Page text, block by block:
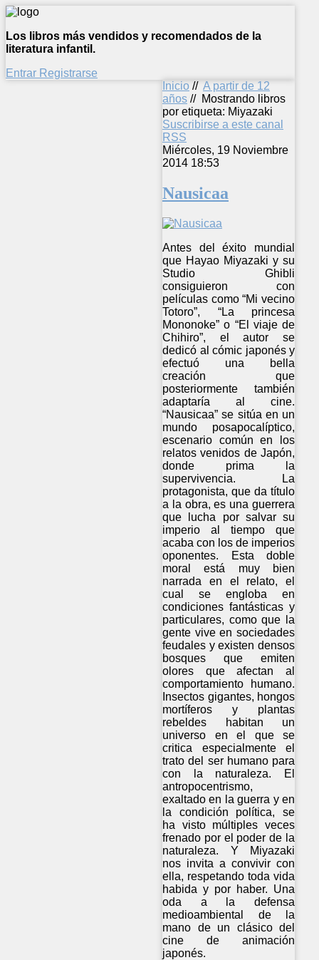
Los libros más vendidos y recomendados de la
literatura infantil.
Entrar Registrarse
Inicio // A partir de 12
años // Mostrando libros
por etiqueta: Miyazaki
Suscribirse a este canal
RSS
Miércoles, 19 Noviembre
2014 18:53
Nausicaa
Antes del éxito mundial
que Hayao Miyazaki y su
Studio Ghibli
consiguieron con
películas como “Mi vecino
Totoro”, “La princesa
Mononoke” o “El viaje de
Chihiro”, el autor se
dedicó al cómic japonés y
efectuó una bella
creación que
posteriormente también
adaptaría al cine.
“Nausicaa” se sitúa en un
mundo posapocalíptico,
escenario común en los
relatos venidos de Japón,
donde prima la
supervivencia. La
protagonista, que da título
a la obra, es una guerrera
que lucha por salvar su
imperio al tiempo que
acaba con los de imperios
oponentes. Esta doble
moral está muy bien
narrada en el relato, el
cual se engloba en
condiciones fantásticas y
particulares, como que la
gente vive en sociedades
feudales y existen densos
bosques que emiten
olores que afectan al
comportamiento humano.
Insectos gigantes, hongos
mortíferos y plantas
rebeldes habitan un
universo en el que se
critica especialmente el
trato del ser humano para
con la naturaleza. El
antropocentrismo,
exaltado en la guerra y en
la condición política, se
ha visto múltiples veces
frenado por el poder de la
naturaleza. Y Miyazaki
nos invita a convivir con
ella, respetando toda vida
habida y por haber. Una
oda a la defensa
medioambiental de la
mano de un clásico del
cine de animación
japonés.